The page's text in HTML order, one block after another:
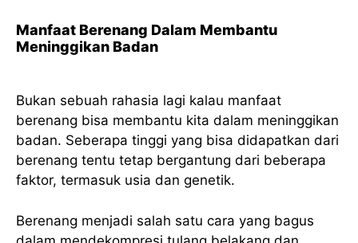
Manfaat Berenang Dalam Membantu
Meninggikan Badan
Bukan sebuah rahasia lagi kalau manfaat
berenang bisa membantu kita dalam meninggikan
badan. Seberapa tinggi yang bisa didapatkan dari
berenang tentu tetap bergantung dari beberapa
faktor, termasuk usia dan genetik.
Berenang menjadi salah satu cara yang bagus